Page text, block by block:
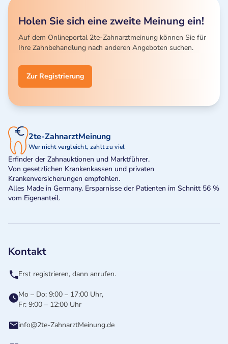
Holen Sie sich eine zweite Meinung ein!
Auf dem Onlineportal 2te-Zahnarztmeinung können Sie für
Ihre Zahnbehandlung nach anderen Angeboten suchen.
Zur Registrierung
2te-ZahnarztMeinung
Wer nicht vergleicht, zahlt zu viel
Erfinder der Zahnauktionen und Marktführer.
Von gesetzlichen Krankenkassen und privaten
Krankenversicherungen empfohlen.
Alles Made in Germany. Ersparnisse der Patienten im Schnitt 56 %
vom Eigenanteil.
Kontakt
Erst registrieren, dann anrufen.
Mo – Do: 9:00 – 17:00 Uhr,
Fr: 9:00 – 12:00 Uhr
info@2te-ZahnarztMeinung.de